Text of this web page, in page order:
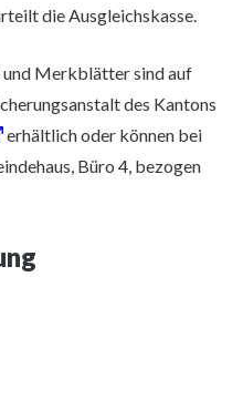
die Ausgleichskasse.
Merkblätter sind auf
des Kantons
erhältlich oder können bei
Büro 4, bezogen